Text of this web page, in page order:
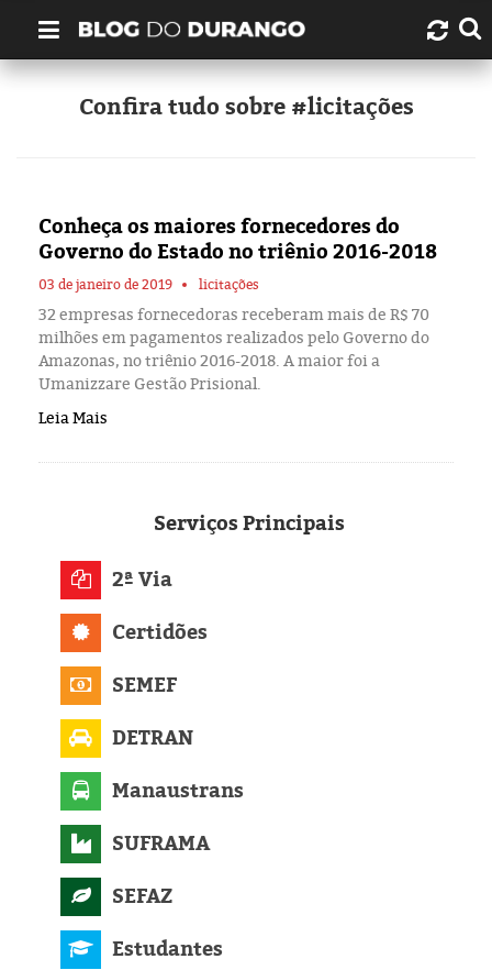
Quem é Durango Duarte?
Artigos
Amazonas
Manaus
Confira tudo sobre #licitações
Conheça os maiores fornecedores do
Governo do Estado no triênio 2016-2018
03 de janeiro de 2019 licitações
32 empresas fornecedoras receberam mais de R$ 70
milhões em pagamentos realizados pelo Governo do
Amazonas, no triênio 2016-2018. A maior foi a
Umanizzare Gestão Prisional.
Leia Mais
ServiçosPrincipais
2ª Via
Certidões
SEMEF
DETRAN
Manaustrans
SUFRAMA
SEFAZ
Estudantes